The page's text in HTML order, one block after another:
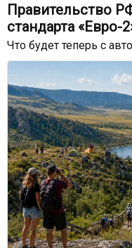
Правительство
стандарта «Евро-
Что будет теперь с